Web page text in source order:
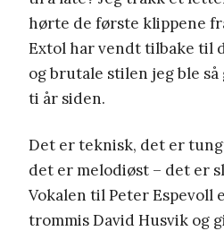
hørte de første klippene
Extol har vendt tilbake til
og brutale stilen jeg ble
ti år siden.
Det er teknisk, det er
det er melodiøst – det er
Vokalen til Peter Espevoll
trommis David Husvik og